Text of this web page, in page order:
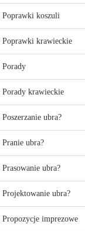
Poprawki koszuli
Poprawki krawieckie
Porady
Porady krawieckie
Poszerzanie ubra?
Pranie ubra?
Prasowanie ubra?
Projektowanie ubra?
Propozycje imprezowe